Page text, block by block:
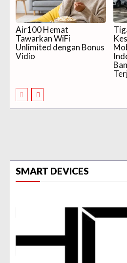
Air100 Hemat
Tawarkan WiFi
Unlimited dengan Bonus
Vidio
SMART DEVICES